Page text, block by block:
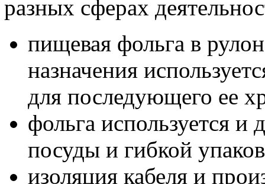
разных сферах
пищевая фольга в
назначения
для последующего ее
фольга используется и
посуды и гибкой
изоляция кабеля и